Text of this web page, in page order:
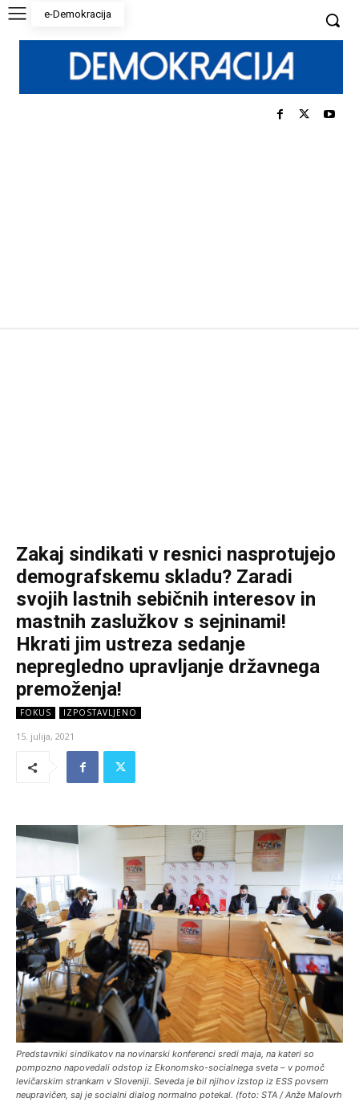
e-Demokracija
Zakaj sindikati v resnici nasprotujejo
demografskemu skladu? Zaradi
svojih lastnih sebičnih interesov in
mastnih zaslužkov s sejninami!
Hkrati jim ustreza sedanje
nepregledno upravljanje državnega
premoženja!
FOKUS IZPOSTAVLJENO
15. julija, 2021
Predstavniki sindikatov na novinarski konferenci sredi maja, na kateri so
pompozno napovedali odstop iz Ekonomsko-socialnega sveta – v pomoč
levičarskim strankam v Sloveniji. Seveda je bil njihov izstop iz ESS povsem
neupravičen, saj je socialni dialog normalno potekal. (foto: STA / Anže Malovrh